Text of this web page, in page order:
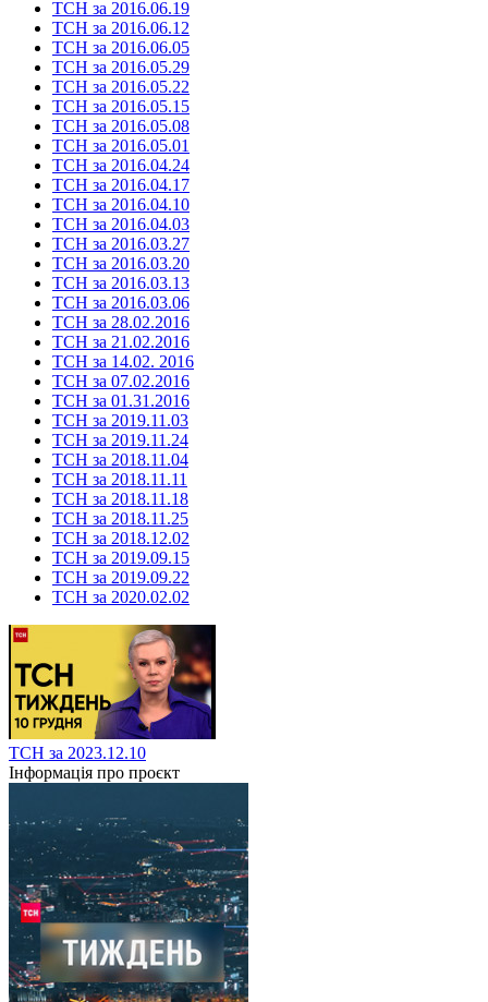
ТСН за 2016.06.19
ТСН за 2016.06.12
ТСН за 2016.06.05
ТСН за 2016.05.29
ТСН за 2016.05.22
ТСН за 2016.05.15
ТСН за 2016.05.08
ТСН за 2016.05.01
ТСН за 2016.04.24
ТСН за 2016.04.17
ТСН за 2016.04.10
ТСН за 2016.04.03
ТСН за 2016.03.27
ТСН за 2016.03.20
ТСН за 2016.03.13
ТСН за 2016.03.06
ТСН за 28.02.2016
ТСН за 21.02.2016
ТСН за 14.02. 2016
ТСН за 07.02.2016
ТСН за 01.31.2016
ТСН за 2019.11.03
ТСН за 2019.11.24
ТСН за 2018.11.04
ТСН за 2018.11.11
ТСН за 2018.11.18
ТСН за 2018.11.25
ТСН за 2018.12.02
ТСН за 2019.09.15
ТСН за 2019.09.22
ТСН за 2020.02.02
ТСН за 2023.12.10
Інформація про проєкт